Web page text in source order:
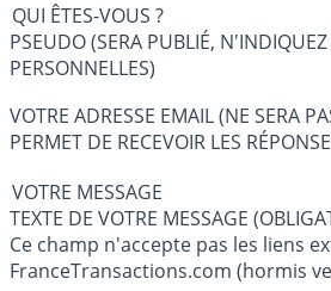
QUI ÊTES-VOUS ?
PSEUDO (SERA PUBLIÉ,
PERSONNELLES)
VOTRE ADRESSE EMAIL (NE SERA
PERMET DE RECEVOIR LES
VOTRE MESSAGE
TEXTE DE VOTRE
Ce champ n'accepte pas les liens
FranceTransactions.com (hormis